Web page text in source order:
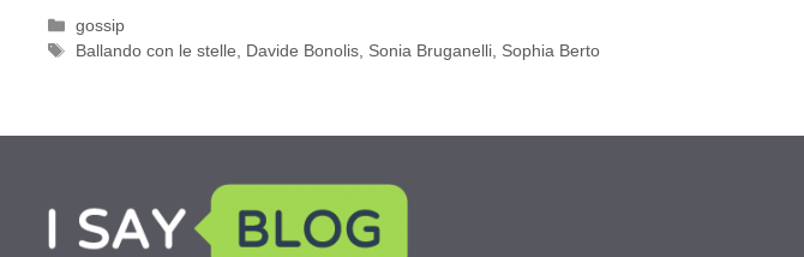
Categorie
gossip
Tag
Ballando con le stelle, Davide Bonolis, Sonia Bruganelli, Sophia Berto